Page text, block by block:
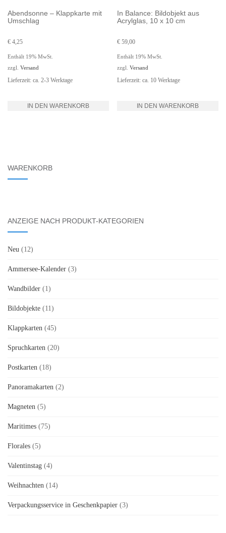
Abendsonne – Klappkarte mit
Umschlag
€ 4,25
Enthält 19% MwSt.
zzgl. Versand
Lieferzeit: ca. 2-3 Werktage
IN DEN WARENKORB
In Balance: Bildobjekt aus
Acrylglas, 10 x 10 cm
€ 59,00
Enthält 19% MwSt.
zzgl.Versand
Lieferzeit: ca. 10 Werktage
IN DEN WARENKORB
WARENKORB
ANZEIGE NACH PRODUKT-KATEGORIEN
Neu (12)
Ammersee-Kalender (3)
Wandbilder (1)
Bildobjekte (11)
Klappkarten (45)
Spruchkarten (20)
Postkarten (18)
Panoramakarten (2)
Magneten (5)
Maritimes (75)
Florales (5)
Valentinstag (4)
Weihnachten (14)
Verpackungsservice in Geschenkpapier (3)